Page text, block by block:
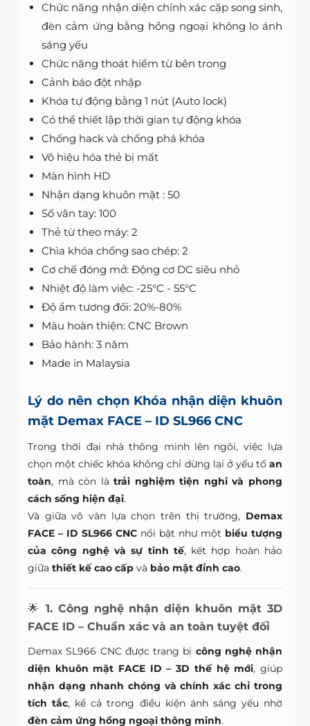
Chức năng nhận diện chính xác cặp song sinh,
đèn cảm ứng bằng hồng ngoại không lo ánh
sáng yếu
Chức năng thoát hiểm từ bên trong
Cảnh báo đột nhập
Khóa tự động bằng 1 nút (Auto lock)
Có thể thiết lập thời gian tự động khóa
Chống hack và chống phá khóa
Vô hiệu hóa thẻ bị mất
Màn hình HD
Nhận dạng khuôn mặt : 50
Số vân tay: 100
Thẻ từ theo máy: 2
Chìa khóa chống sao chép: 2
Cơ chế đóng mở: Động cơ DC siêu nhỏ
Nhiệt độ làm việc: -25°C - 55°C
Độ ẩm tương đối: 20%-80%
Màu hoàn thiện: CNC Brown
Bảo hành: 3 năm
Made in Malaysia
Lý do nên chọn Khóa nhận diện khuôn
mặt Demax FACE – ID SL966 CNC
Trong thời đại nhà thông minh lên ngôi, việc lựa
chọn một chiếc khóa không chỉ dừng lại ở yếu tố an
toàn, mà còn làtrải nghiệm tiện nghi và phong
cách sống hiện đại.
Và giữa vô vàn lựa chọn trên thị trường, Demax
FACE – ID SL966 CNC nổi bật như một biểu tượng
của công nghệ và sự tinh tế, kết hợp hoàn hảo
giữa thiết kế cao cấp và bảo mật đỉnh cao.
🌟 1. Công nghệ nhận diện khuôn mặt 3D
FACE ID – Chuẩn xác và an toàn tuyệt đối
Demax SL966 CNC được trang bị công nghệ nhận
diện khuôn mặt FACE ID – 3D thế hệ mới, giúp
nhận dạng nhanh chóng và chính xác chỉ trong
tích tắc, kể cả trong điều kiện ánh sáng yếu nhờ
đèn cảm ứng hồng ngoại thông minh.